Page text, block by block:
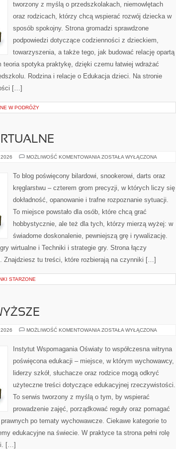
tworzony z myślą o przedszkolakach, niemowlętach
oraz rodzicach, którzy chcą wspierać rozwój dziecka w
sposób spokojny. Strona gromadzi sprawdzone
podpowiedzi dotyczące codzienności z dzieckiem,
towarzyszenia, a także tego, jak budować relację opartą
spotyka praktykę, dzięki czemu łatwiej wdrażać
Rodzina i relacje o Edukacja dzieci. Na stronie
[…]
W PODRÓŻY
MOŻLIWOŚĆ KOMENTOWANIA E-
WIRTUALNE
ZOSTAŁA WYŁĄCZONA
To blog poświęcony bilardowi, snookerowi, darts oraz
kręglarstwu – czterem grom precyzji, w których liczy się
dokładność, opanowanie i trafne rozpoznanie sytuacji.
To miejsce powstało dla osób, które chcą grać
hobbystycznie, ale też dla tych, którzy mierzą wyżej: w
świadome doskonalenie, pewniejszą grę i rywalizację.
wirtualne i Techniki i strategie gry. Strona łączy
Znajdziesz tu treści, które rozbierają na czynniki […]
STARZONE
MOŻLIWOŚĆ KOMENTOWANIA SZKOLNICTWO
ZOSTAŁA WYŁĄCZONA
Instytut Wspomagania Oświaty to współczesna witryna
poświęcona edukacji – miejsce, w którym wychowawcy,
liderzy szkół, słuchacze oraz rodzice mogą odkryć
użyteczne treści dotyczące edukacyjnej rzeczywistości.
To serwis tworzony z myślą o tym, by wspierać
prowadzenie zajęć, porządkować reguły oraz pomagać
po tematy wychowawcze. Ciekawe kategorie to
edukacyjne na świecie. W praktyce ta strona pełni rolę
[…]